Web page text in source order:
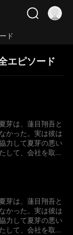
ド
エピソード
芽は、蓮目翔吾と
かった。実は彼は
力して夏芽の悪い
して、会社を取り
芽は、蓮目翔吾と
かった。実は彼は
力して夏芽の悪い
して、会社を取り